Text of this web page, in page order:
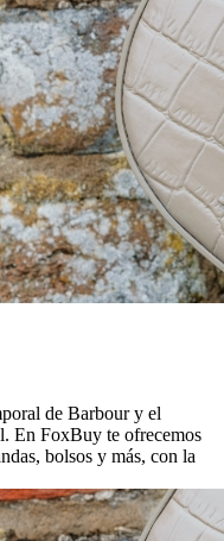
de Barbour y el
En FoxBuy te ofrecemos
bolsos y más, con la